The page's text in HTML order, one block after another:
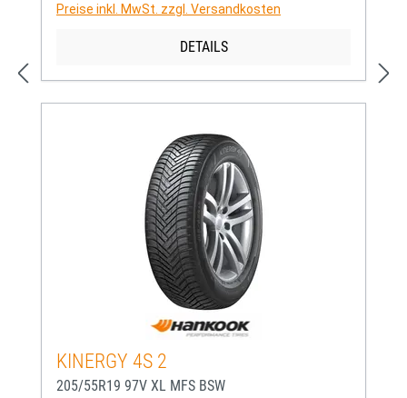
Preise inkl. MwSt. zzgl. Versandkosten
DETAILS
KINERGY 4S 2
205/55R19 97V XL MFS BSW